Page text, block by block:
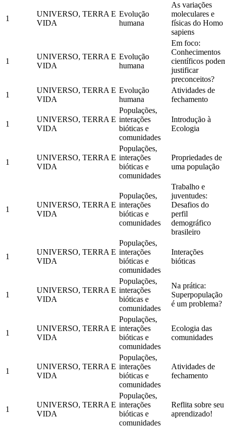
1
UNIVERSO, TERRA E
VIDA
Evolução
humana
As variações
moleculares e
físicas do Homo
sapiens
1
UNIVERSO, TERRA E
VIDA
Evolução
humana
Em foco:
Conhecimentos
científicos
justificar
preconceitos?
1
UNIVERSO, TERRA E
VIDA
Evolução
humana
Atividades de
fechamento
1
UNIVERSO, TERRA E
VIDA
Populações,
interações
bióticas e
comunidades
Introdução à
Ecologia
1
UNIVERSO, TERRA E
VIDA
Populações,
interações
bióticas e
comunidades
Propriedades de
uma população
1
UNIVERSO, TERRA E
VIDA
Populações,
interações
bióticas e
comunidades
Trabalho e
juventudes:
Desafios do
perfil
demográfico
brasileiro
1
UNIVERSO, TERRA E
VIDA
Populações,
interações
bióticas e
comunidades
Interações
bióticas
1
UNIVERSO, TERRA E
VIDA
Populações,
interações
bióticas e
comunidades
Na prática:
Superpopulação
é um problema?
1
UNIVERSO, TERRA E
VIDA
Populações,
interações
bióticas e
comunidades
Ecologia das
comunidades
1
UNIVERSO, TERRA E
VIDA
Populações,
interações
bióticas e
comunidades
Atividades de
fechamento
1
UNIVERSO, TERRA E
VIDA
Populações,
interações
bióticas e
comunidades
Reflita sobre seu
aprendizado!